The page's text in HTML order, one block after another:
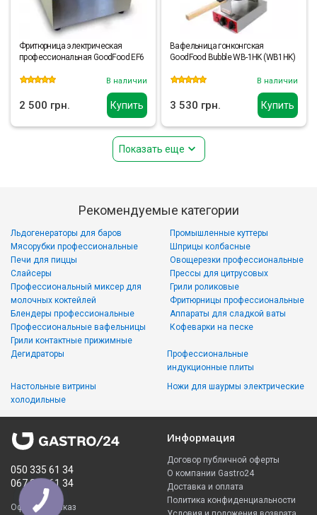
Купить
Фритюрница электрическая
профессиональная GoodFood EF6
В наличии
2 500 грн. Купить
Вафельница гонконгская
GoodFood Bubble WB-1HK (WB1HK)
В наличии
3 530 грн.
Показать еще
Рекомендуемые категории
Льдогенераторы для баров
Мясорубки профессиональные
Печи для пиццы
Слайсеры
Промышленные куттеры
Шприцы колбасные
Овощерезки профессиональные
Прессы для цитрусовых
Профессиональный миксер для
молочных коктейлей
Блендеры профессиональные
Профессиональные вафельницы
Грили контактные прижимные
Грили роликовые
Фритюрницы профессиональные
Аппараты для сладкой ваты
Кофеварки на песке
Дегидраторы
Настольные витрины
холодильные
Профессиональные
индукционные плиты
Ножи для шаурмы электрические
050 335 61 34
067 299 61 34
Оформить заказ
Информация
Договор публичной оферты
О компании Gastro24
Доставка и оплата
Политика конфиденциальности